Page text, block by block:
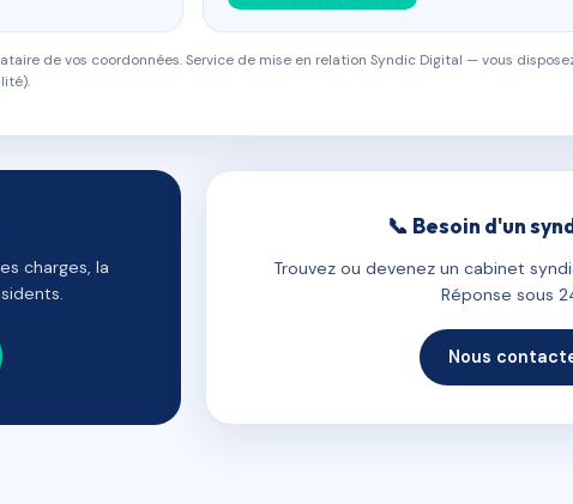
de vos coordonnées. Service de mise en relation Syndic Digital — vous
charges, la
📞 Besoin d'un
Trouvez ou devenez un cabinet
Réponse sous
Nous